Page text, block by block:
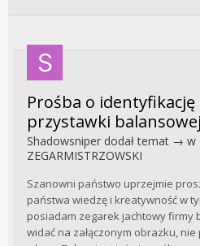
Prośba o
przystawki balansowej
Shadowsniper dodał temat → w
ZEGARMISTRZOWSKI
Szanowni państwo uprzejmie
państwa wiedzę i kreatywność w
posiadam zegarek jachtowy firmy
widać na załączonym obrazku,